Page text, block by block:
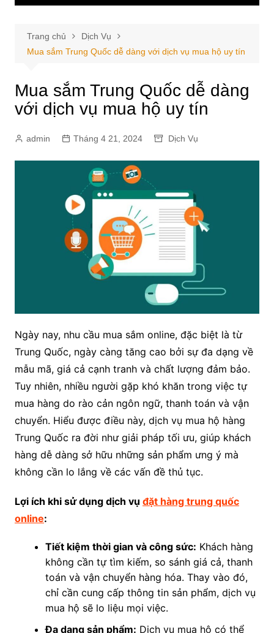
Trang chủ
Dịch Vụ
Mua sắm Trung Quốc dễ dàng với dịch vụ mua hộ uy tín
Mua sắm Trung Quốc dễ dàng
với dịch vụ mua hộ uy tín
admin Tháng 4 21, 2024 Dịch Vụ
Ngày nay, nhu cầu mua sắm online, đặc biệt là từ
Trung Quốc, ngày càng tăng cao bởi sự đa dạng về
mẫu mã, giá cả cạnh tranh và chất lượng đảm bảo.
Tuy nhiên, nhiều người gặp khó khăn trong việc tự
mua hàng do rào cản ngôn ngữ, thanh toán và vận
chuyển. Hiểu được điều này, dịch vụ mua hộ hàng
Trung Quốc ra đời như giải pháp tối ưu, giúp khách
hàng dễ dàng sở hữu những sản phẩm ưng ý mà
không cần lo lắng về các vấn đề thủ tục.
Lợi ích khi sử dụng dịch vụ đặt hàng trung quốc
online:
Tiết kiệm thời gian và công sức: Khách hàng
không cần tự tìm kiếm, so sánh giá cả, thanh
toán và vận chuyển hàng hóa. Thay vào đó,
chỉ cần cung cấp thông tin sản phẩm, dịch vụ
mua hộ sẽ lo liệu mọi việc.
Đa dạng sản phẩm: Dịch vụ mua hộ có thể